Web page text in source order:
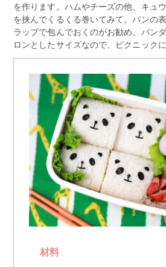
を作ります。ハムやチーズの他、キュ
を挟んでくるくる巻いてみて。パンの
ラップで包んでおくのがお勧め。パン
ロンとしたサイズなので、ピクニックに
材料